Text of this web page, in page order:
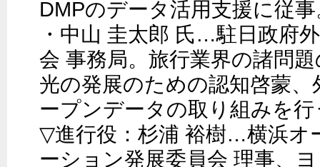
DMPのデータ活用支援に従
・中山 圭太郎 氏…駐日政府
会 事務局。旅行業界の諸問
光の発展のための認知啓蒙
ープンデータの取り組みを行
▽進行役：杉浦 裕樹…横浜オ
ーション発展委員会 理事、